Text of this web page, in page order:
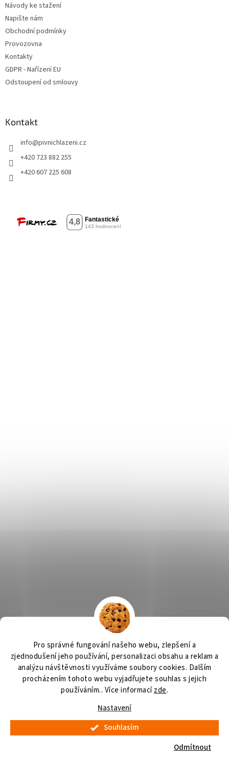
Pro správné fungování našeho webu, zlepšení a
zjednodušení jeho používání, personalizaci obsahu a reklam a
analýzu návštěvnosti využíváme soubory cookies. Dalším
procházením tohoto webu vyjadřujete souhlas s jejich
používáním.. Více informacízde.
Nastavení
Odmítnout
Souhlasím
Návody ke stažení
Napište nám
Obchodní podmínky
Provozovna
Kontakty
GDPR - Nařízení EU
Odstoupení od smlouvy
Kontakt
info@pivnichlazeni.cz
+420 723 882 255
+420 607 225 608
Výčepní zařízení OSMO CZ Barvy Příbram Obchodní podmínky
GDPR
Vytvořil Shoptet
Pivní chlazení. Všechna práva vyhrazena.